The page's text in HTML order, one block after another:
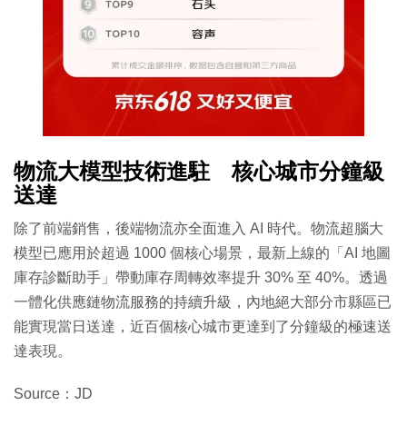
物流大模型技術進駐 核心城市分鐘級
送達
除了前端銷售，後端物流亦全面進入 AI 時代。物流超腦大
模型已應用於超過 1000 個核心場景，最新上線的「AI 地圖
庫存診斷助手」帶動庫存周轉效率提升 30% 至 40%。透過
一體化供應鏈物流服務的持續升級，內地絕大部分市縣區已
能實現當日送達，近百個核心城市更達到了分鐘級的極速送
達表現。
Source：JD